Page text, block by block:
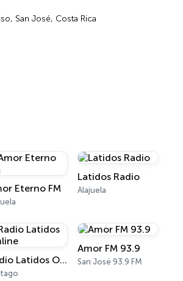
San José, Costa Rica
Eterno FM
Latidos Radio
Alajuela
Radio Latidos Online
Amor FM 93.9
San José 93.9 FM